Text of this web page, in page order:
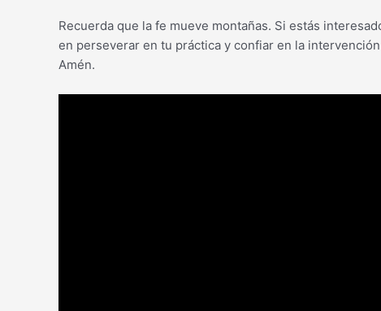
Recuerda que la fe mueve montañas. Si estás
en perseverar en tu práctica y confiar en la
Amén.